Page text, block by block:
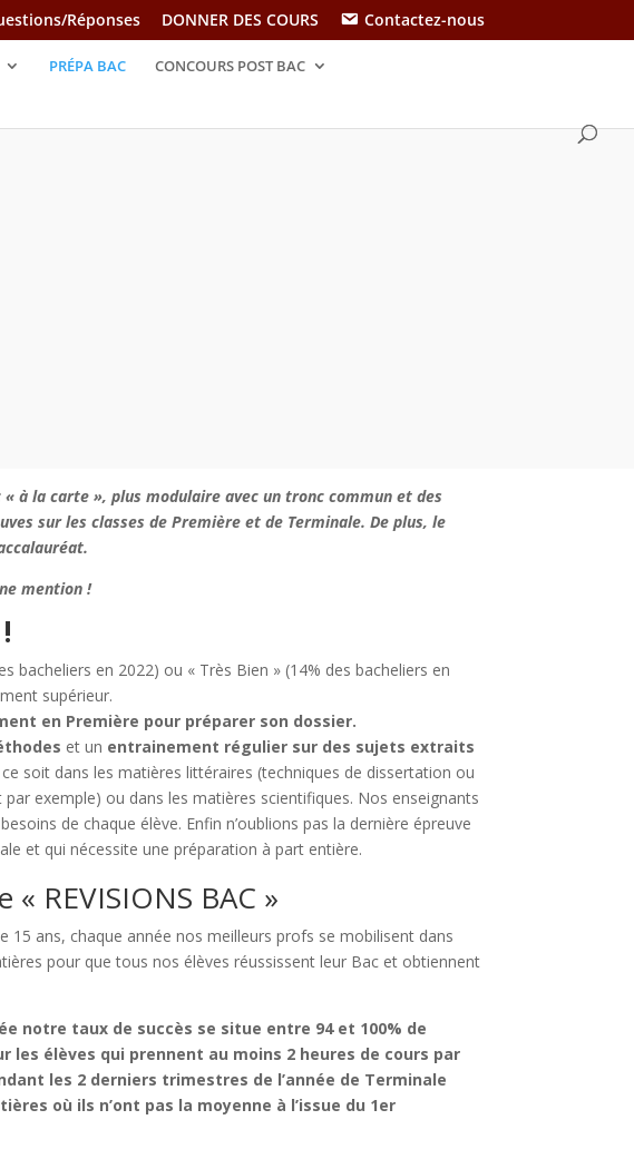
Réponses DONNER DES COURS Contactez-nous
PRÉPA BAC
CONCOURS POST BAC
à la carte », plus modulaire avec un tronc commun et des
sur les classes de Première et de Terminale. De plus, le
mention !
en 2022) ou « Très Bien » (14% des bacheliers en
supérieur.
en Première pour préparer son dossier.
et un entrainement régulier sur des sujets extraits
soit dans les matières littéraires (techniques de dissertation ou
exemple) ou dans les matières scientifiques. Nos enseignants
de chaque élève. Enfin n’oublions pas la dernière épreuve
et qui nécessite une préparation à part entière.
« REVISIONS BAC »
15 ans, chaque année nos meilleurs profs se mobilisent dans
pour que tous nos élèves réussissent leur Bac et obtiennent
notre taux de succès se situe entre 94 et 100% de
les élèves qui prennent au moins 2 heures de cours par
les 2 derniers trimestres de l’année de Terminale
où ils n’ont pas la moyenne à l’issue du 1er